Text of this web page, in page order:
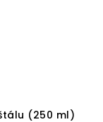
(250 ml)